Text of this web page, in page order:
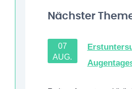
Nächster
07
AUG.